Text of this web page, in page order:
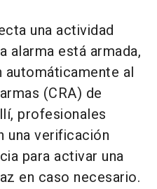
una actividad
alarma está armada,
automáticamente al
(CRA) de
profesionales
una verificación
para activar una
en caso necesario.